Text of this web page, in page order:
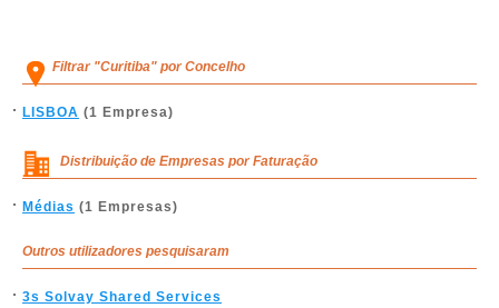
Filtrar "Curitiba" por Concelho
LISBOA (1 Empresa)
Distribuição de Empresas por Faturação
Médias (1 Empresas)
Outros utilizadores pesquisaram
3s Solvay Shared Services